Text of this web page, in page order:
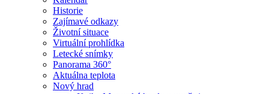
Historie
Zajímavé odkazy
Životní situace
Virtuální prohlídka
Letecké snímky
Panorama 360°
Aktuálna teplota
Nový hrad